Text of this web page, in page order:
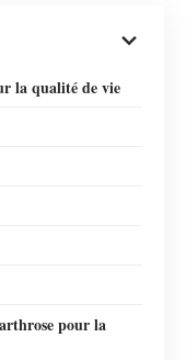
la qualité de vie
pour la